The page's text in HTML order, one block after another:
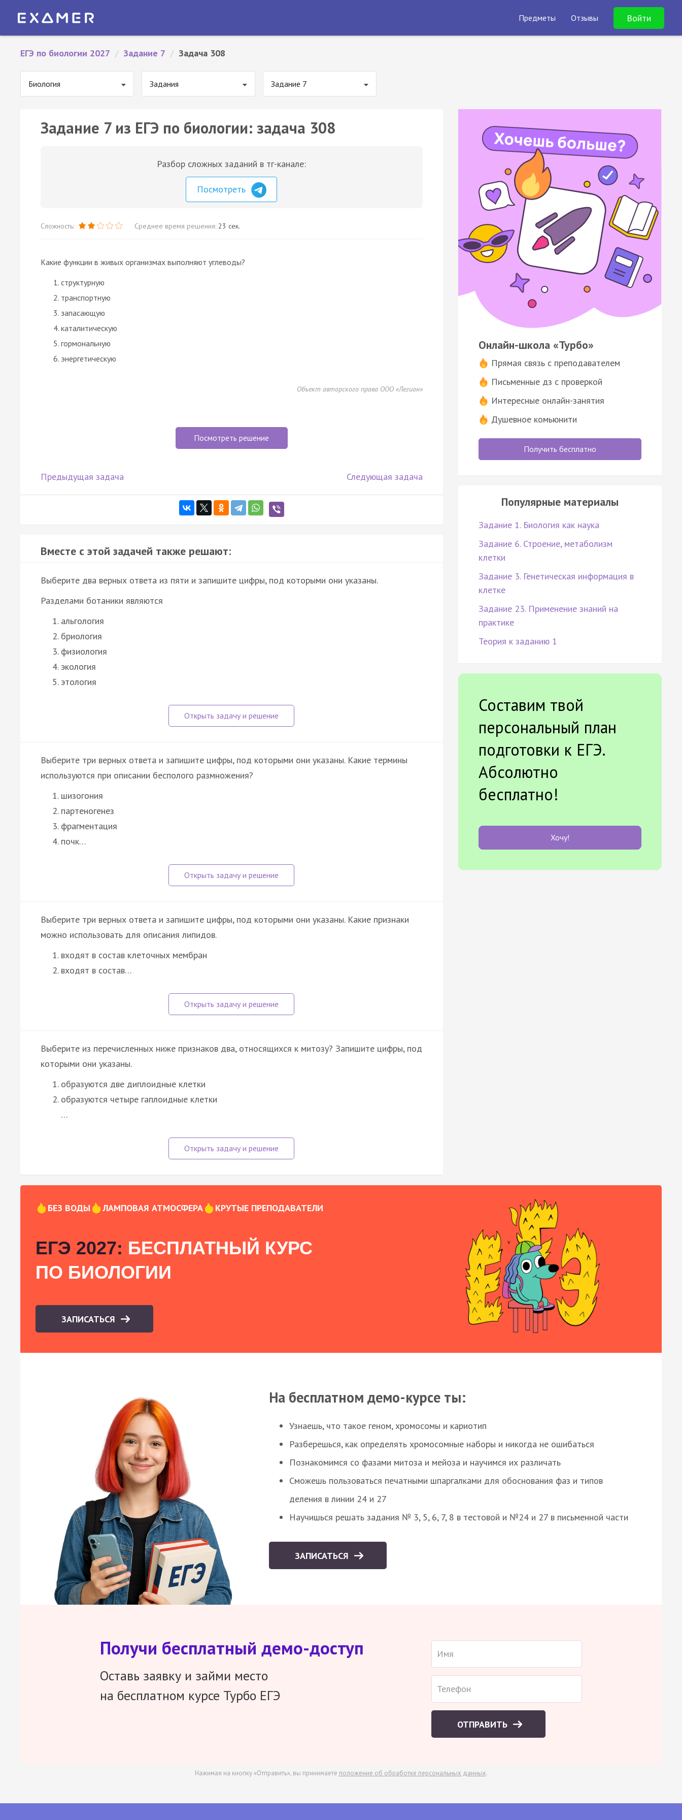
Предметы Отзывы Войти
ЕГЭ по биологии 2027 / Задание 7 / Задача 308
Биология Задания Задание 7
Задание 7 из ЕГЭ по биологии: задача 308
Разбор сложных заданий в тг-канале:
Посмотреть
Сложность: Среднее время решения: 23 сек.
Какие функции в живых организмах выполняют углеводы?
структурную
транспортную
запасающую
каталитическую
гормональную
энергетическую
Объект авторского права ООО «Легион»
Посмотреть решение
Предыдущая задача Следующая задача
Вместе с этой задачей также решают:
Выберите два верных ответа из пяти и запишите цифры, под которыми они указаны.
Разделами ботаники являются
альгология
бриология
физиология
экология
этология
Выберите три верных ответа и запишите цифры, под которыми они указаны. Какие термины
используются при описании бесполого размножения?
шизогония
партеногенез
фрагментация
почк…
Выберите три верных ответа и запишите цифры, под которыми они указаны. Какие признаки
можно использовать для описания липидов.
входят в состав клеточных мембран
входят в состав…
Выберите из перечисленных ниже признаков два, относящихся к митозу? Запишите цифры, под
которыми они указаны.
образуются две диплоидные клетки
образуются четыре гаплоидные клетки
…
Онлайн-школа «Турбо»
Прямая связь с преподавателем
Письменные дз с проверкой
Интересные онлайн-занятия
Душевное комьюнити
Получить бесплатно
Популярные материалы
Задание 1. Биология как наука
Задание 6. Строение, метаболизм
клетки
Задание 3. Генетическая информация в
клетке
Задание 23. Применение знаний на
практике
Теория к заданию 1
Составим твой
персональный план
подготовки к ЕГЭ.
Абсолютно
бесплатно!
Хочу!
БЕЗ ВОДЫ ЛАМПОВАЯ АТМОСФЕРА КРУТЫЕ ПРЕПОДАВАТЕЛИ
ЕГЭ 2027: БЕСПЛАТНЫЙ КУРС
ПО БИОЛОГИИ
ЗАПИСАТЬСЯ
На бесплатном демо-курсе ты:
Узнаешь, что такое геном, хромосомы и кариотип
Разберешься, как определять хромосомные наборы и никогда не ошибаться
Познакомимся со фазами митоза и мейоза и научимся их различать
Сможешь пользоваться печатными шпаргалками для обоснования фаз и типов
деления в линии 24 и 27
Научишься решать задания № 3, 5, 6, 7, 8 в тестовой и №24 и 27 в письменной части
ЗАПИСАТЬСЯ
Получи бесплатный демо-доступ
Оставь заявку и займи место
на бесплатном курсе Турбо ЕГЭ
ОТПРАВИТЬ
Нажимая на кнопку «Отправить», вы принимаете положение об обработке персональных данных.